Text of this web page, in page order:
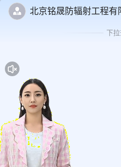
北京铭晟防辐射工程有
下